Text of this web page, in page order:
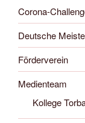
Corona-
Deutsche
Förderverein
Medienteam
Kollege